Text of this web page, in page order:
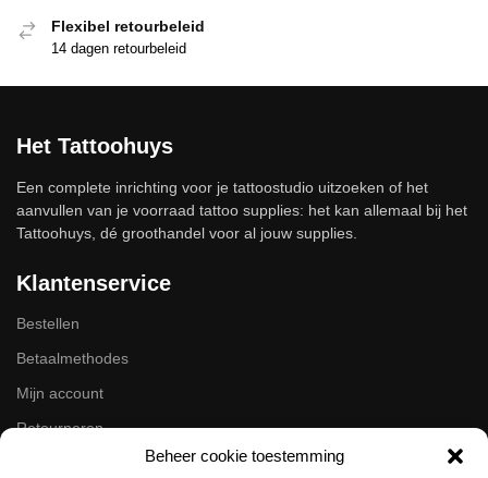
Beheer cookie toestemming
Flexibel retourbeleid
14 dagen retourbeleid
Het Tattoohuys
Een complete inrichting voor je tattoostudio uitzoeken of het
aanvullen van je voorraad tattoo supplies: het kan allemaal bij het
Tattoohuys, dé groothandel voor al jouw supplies.
Klantenservice
Bestellen
Betaalmethodes
Mijn account
Retourneren